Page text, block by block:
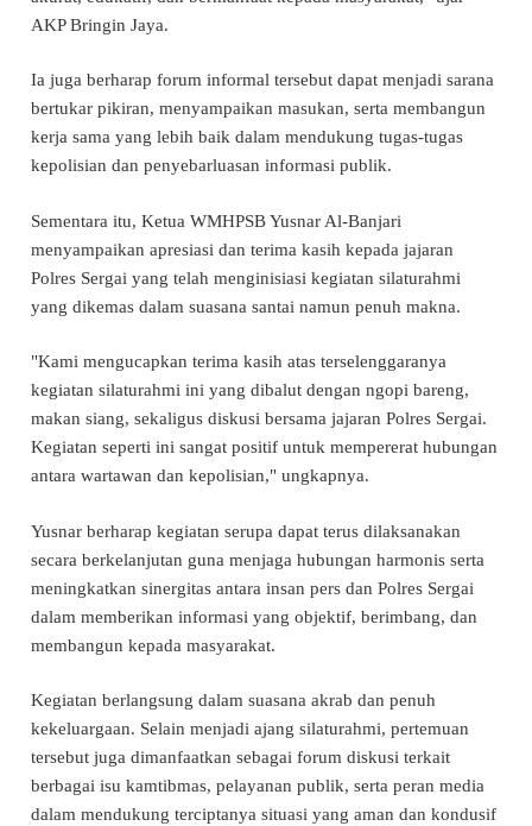
AKP Bringin Jaya.
Ia juga berharap forum informal tersebut dapat menjadi sarana
bertukar pikiran, menyampaikan masukan, serta membangun
kerja sama yang lebih baik dalam mendukung tugas-tugas
kepolisian dan penyebarluasan informasi publik.
Sementara itu, Ketua WMHPSB Yusnar Al-Banjari
menyampaikan apresiasi dan terima kasih kepada jajaran
Polres Sergai yang telah menginisiasi kegiatan silaturahmi
yang dikemas dalam suasana santai namun penuh makna.
"Kami mengucapkan terima kasih atas terselenggaranya
kegiatan silaturahmi ini yang dibalut dengan ngopi bareng,
makan siang, sekaligus diskusi bersama jajaran Polres Sergai.
Kegiatan seperti ini sangat positif untuk mempererat hubungan
antara wartawan dan kepolisian," ungkapnya.
Yusnar berharap kegiatan serupa dapat terus dilaksanakan
secara berkelanjutan guna menjaga hubungan harmonis serta
meningkatkan sinergitas antara insan pers dan Polres Sergai
dalam memberikan informasi yang objektif, berimbang, dan
membangun kepada masyarakat.
Kegiatan berlangsung dalam suasana akrab dan penuh
kekeluargaan. Selain menjadi ajang silaturahmi, pertemuan
tersebut juga dimanfaatkan sebagai forum diskusi terkait
berbagai isu kamtibmas, pelayanan publik, serta peran media
dalam mendukung terciptanya situasi yang aman dan kondusif